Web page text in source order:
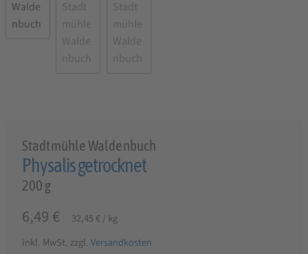
Stadtmühle Waldenbuch
Physalis getrocknet
200 g
6,49 € 32,45 €/kg
inkl. MwSt. zzgl. Versandkosten